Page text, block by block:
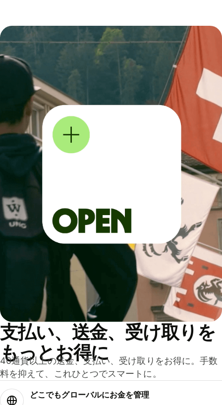
支払い、送金、受け取りを
もっとお得に
40通貨以上の送金、支払い、受け取りをお得に。手数
料を抑えて、これひとつでスマートに。
どこでもグ⁠ロ⁠ー⁠バ⁠ルにお金を管理